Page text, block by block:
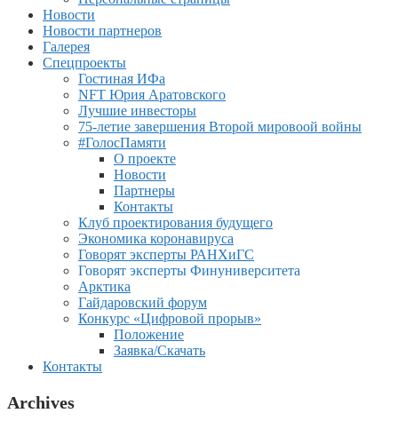
Новости
Новости партнеров
Галерея
Спецпроекты
Гостиная ИФа
NFT Юрия Аратовского
Лучшие инвесторы
75-летие завершения Второй мировоой войны
#ГолосПамяти
О проекте
Новости
Партнеры
Контакты
Клуб проектирования будущего
Экономика коронавируса
Говорят эксперты РАНХиГС
Говорят эксперты Финуниверситета
Арктика
Гайдаровский форум
Конкурс «Цифровой прорыв»
Положение
Заявка/Скачать
Контакты
Archives